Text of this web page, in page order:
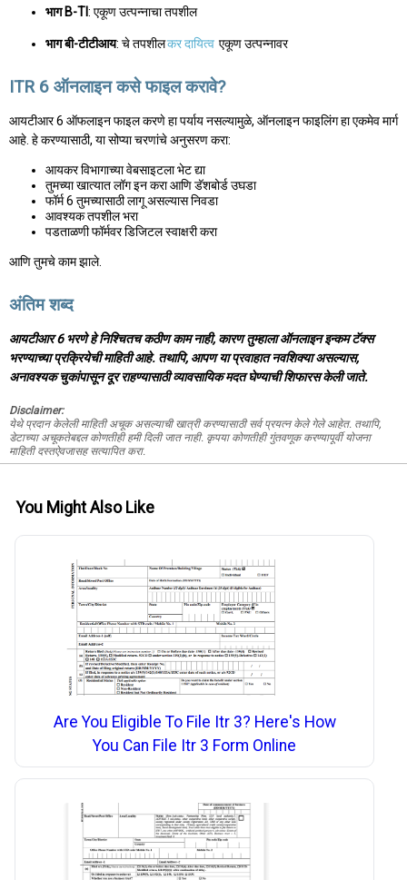
भाग B-TI: एकूण उत्पन्नाचा तपशील
भाग बी-टीटीआय: चे तपशीलकर दायित्व एकूण उत्पन्नावर
ITR 6 ऑनलाइन कसे फाइल करावे?
आयटीआर 6 ऑफलाइन फाइल करणे हा पर्याय नसल्यामुळे, ऑनलाइन फाइलिंग हा एकमेव मार्ग
आहे. हे करण्यासाठी, या सोप्या चरणांचे अनुसरण करा:
आयकर विभागाच्या वेबसाइटला भेट द्या
तुमच्या खात्यात लॉग इन करा आणि डॅशबोर्ड उघडा
फॉर्म 6 तुमच्यासाठी लागू असल्यास निवडा
आवश्यक तपशील भरा
पडताळणी फॉर्मवर डिजिटल स्वाक्षरी करा
आणि तुमचे काम झाले.
अंतिम शब्द
आयटीआर 6 भरणे हे निश्चितच कठीण काम नाही, कारण तुम्हाला ऑनलाइन इन्कम टॅक्स
भरण्याच्या प्रक्रियेची माहिती आहे. तथापि, आपण या प्रवाहात नवशिक्या असल्यास,
अनावश्यक चुकांपासून दूर राहण्यासाठी व्यावसायिक मदत घेण्याची शिफारस केली जाते.
Disclaimer:
येथे प्रदान केलेली माहिती अचूक असल्याची खात्री करण्यासाठी सर्व प्रयत्न केले गेले आहेत. तथापि,
डेटाच्या अचूकतेबद्दल कोणतीही हमी दिली जात नाही. कृपया कोणतीही गुंतवणूक करण्यापूर्वी योजना
माहिती दस्तऐवजासह सत्यापित करा.
You Might Also Like
Are You Eligible To File Itr 3? Here's How
You Can File Itr 3 Form Online